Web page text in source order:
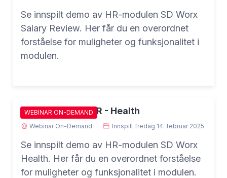
Se innspilt demo av HR-modulen SD Worx
Salary Review. Her får du en overordnet
forståelse for muligheter og funksjonalitet i
modulen.
WEBINAR ON-DEMAND
Demo SD Worx HR - Health
Webinar On-Demand Innspilt fredag 14. februar 2025
Se innspilt demo av HR-modulen SD Worx
Health. Her får du en overordnet forståelse
for muligheter og funksjonalitet i modulen.